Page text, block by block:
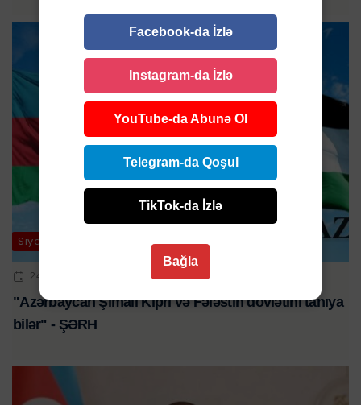
Siyasət
24 IYN 2024 | 16:00
"Azərbaycan Şimali Kipri və Fələstin dövlətini tanıya
bilər" - ŞƏRH
Facebook-da İzlə
Instagram-da İzlə
YouTube-da Abunə Ol
Telegram-da Qoşul
TikTok-da İzlə
Bağla